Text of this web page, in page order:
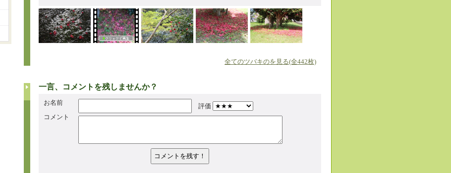
全てのツバキのを見る(全442枚)
一言、コメントを残しませんか？
お名前
評価
コメント